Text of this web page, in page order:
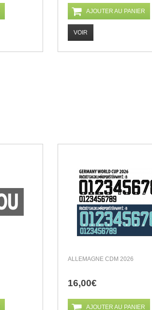
AJOUTER AU PANIER
VOIR
ALLEMAGNE CDM 2026
16,00€
AJOUTER AU PANIER